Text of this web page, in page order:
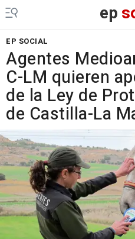
ep
EP SOCIAL
Agentes
C-LM quieren
de la Ley de
de Castilla-La